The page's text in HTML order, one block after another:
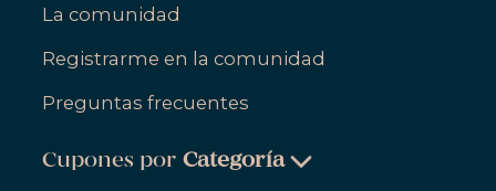
La comunidad
Registrarme en la comunidad
Preguntas frecuentes
Cupones porCategoría